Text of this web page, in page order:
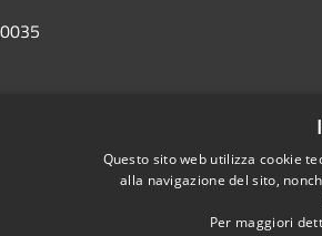
Questo sito web utilizza cookie
alla navigazione del sito,
Per maggiori